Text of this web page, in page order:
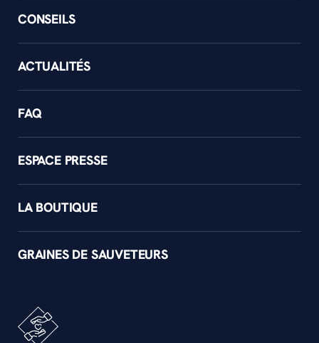
CONSEILS
ACTUALITÉS
FAQ
ESPACE PRESSE
LA BOUTIQUE
GRAINES DE SAUVETEURS